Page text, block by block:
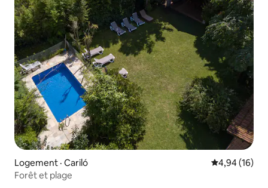
Logement · Cariló Note
4,94 (16)
Forêt et plage